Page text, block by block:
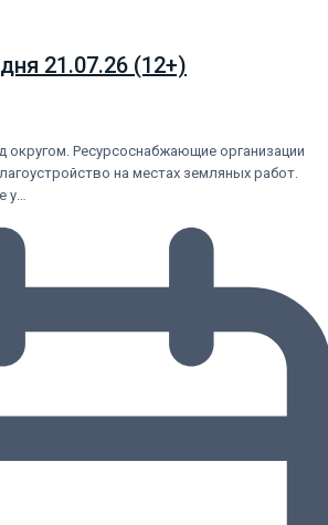
21.07.26 (12+)
округом. Ресурсоснабжающие организации
на местах земляных работ.
у…